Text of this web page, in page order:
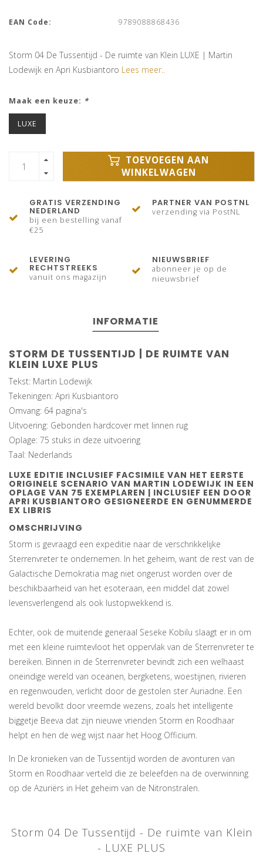
EAN Code: 9789088868436
Storm 04 De Tussentijd - De ruimte van Klein LUXE | Martin
Lodewijk en Apri Kusbiantoro Lees meer..
Maak een keuze: *
LUXE
TOEVOEGEN AAN
WINKELWAGEN
GRATIS VERZENDING
NEDERLAND
bij een bestelling vanaf
€25
PARTNER VAN POSTNL
verzending via PostNL
LEVERING
RECHTSTREEKS
vanuit ons magazijn
NIEUWSBRIEF
abonneer je op de
nieuwsbrief
INFORMATIE
STORM DE TUSSENTIJD | DE RUIMTE VAN
KLEIN LUXE PLUS
Tekst: Martin Lodewijk
Tekeningen: Apri Kusbiantoro
Omvang: 64 pagina's
Uitvoering: Gebonden hardcover met linnen rug
Oplage: 75 stuks in deze uitvoering
Taal: Nederlands
LUXE EDITIE INCLUSIEF FACSIMILE VAN HET EERSTE
ORIGINELE SCENARIO VAN MARTIN LODEWIJK IN EEN
OPLAGE VAN 75 EXEMPLAREN | INCLUSIEF EEN DOOR
APRI KUSBIANTORO GESIGNEERDE EN GENUMMERDE
EX LIBRIS
OMSCHRIJVING
Storm is gevraagd een expeditie naar de verschrikkelijke
Sterrenvreter te ondernemen. In het geheim, want de rest van de
Galactische Demokratia mag niet ongerust worden over de
beschikbaarheid van het esoteraan, een middel dat zowel
levensverlengend als ook lustopwekkend is.
Echter, ook de muitende generaal Seseke Kobilu slaagt er in om
met een kleine ruimtevloot het oppervlak van de Sterrenvreter te
bereiken. Binnen in de Sterrenvreter bevindt zich een welhaast
oneindige wereld van oceanen, bergketens, woestijnen, rivieren
en regenwouden, verlicht door de gestolen ster Auriadne. Een
wereld bevolkt door vreemde wezens, zoals het intelligente
biggetje Beeva dat zijn nieuwe vrienden Storm en Roodhaar
helpt en hen de weg wijst naar het Hoog Officium.
In De kronieken van de Tussentijd worden de avonturen van
Storm en Roodhaar verteld die ze beleefden na de overwinning
op de Azuriërs in Het geheim van de Nitronstralen.
Storm 04 De Tussentijd - De ruimte van Klein
- LUXE PLUS